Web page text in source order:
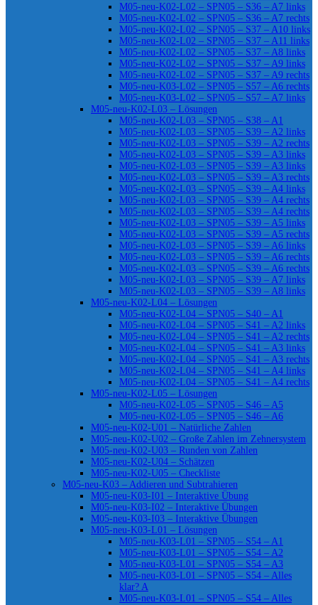
M05-neu-K02-L02 – SPN05 – S36 – A7 links
M05-neu-K02-L02 – SPN05 – S36 – A7 rechts
M05-neu-K02-L02 – SPN05 – S37 – A10 links
M05-neu-K02-L02 – SPN05 – S37 – A11 links
M05-neu-K02-L02 – SPN05 – S37 – A8 links
M05-neu-K02-L02 – SPN05 – S37 – A9 links
M05-neu-K02-L02 – SPN05 – S37 – A9 rechts
M05-neu-K03-L02 – SPN05 – S57 – A6 rechts
M05-neu-K03-L02 – SPN05 – S57 – A7 links
M05-neu-K02-L03 – Lösungen
M05-neu-K02-L03 – SPN05 – S38 – A1
M05-neu-K02-L03 – SPN05 – S39 – A2 links
M05-neu-K02-L03 – SPN05 – S39 – A2 rechts
M05-neu-K02-L03 – SPN05 – S39 – A3 links
M05-neu-K02-L03 – SPN05 – S39 – A3 links
M05-neu-K02-L03 – SPN05 – S39 – A3 rechts
M05-neu-K02-L03 – SPN05 – S39 – A4 links
M05-neu-K02-L03 – SPN05 – S39 – A4 rechts
M05-neu-K02-L03 – SPN05 – S39 – A4 rechts
M05-neu-K02-L03 – SPN05 – S39 – A5 links
M05-neu-K02-L03 – SPN05 – S39 – A5 rechts
M05-neu-K02-L03 – SPN05 – S39 – A6 links
M05-neu-K02-L03 – SPN05 – S39 – A6 rechts
M05-neu-K02-L03 – SPN05 – S39 – A6 rechts
M05-neu-K02-L03 – SPN05 – S39 – A7 links
M05-neu-K02-L03 – SPN05 – S39 – A8 links
M05-neu-K02-L04 – Lösungen
M05-neu-K02-L04 – SPN05 – S40 – A1
M05-neu-K02-L04 – SPN05 – S41 – A2 links
M05-neu-K02-L04 – SPN05 – S41 – A2 rechts
M05-neu-K02-L04 – SPN05 – S41 – A3 links
M05-neu-K02-L04 – SPN05 – S41 – A3 rechts
M05-neu-K02-L04 – SPN05 – S41 – A4 links
M05-neu-K02-L04 – SPN05 – S41 – A4 rechts
M05-neu-K02-L05 – Lösungen
M05-neu-K02-L05 – SPN05 – S46 – A5
M05-neu-K02-L05 – SPN05 – S46 – A6
M05-neu-K02-U01 – Natürliche Zahlen
M05-neu-K02-U02 – Große Zahlen im Zehnersystem
M05-neu-K02-U03 – Runden von Zahlen
M05-neu-K02-U04 – Schätzen
M05-neu-K02-U05 – Checkliste
M05-neu-K03 – Addieren und Subtrahieren
M05-neu-K03-I01 – Interaktive Übung
M05-neu-K03-I02 – Interaktive Übungen
M05-neu-K03-I03 – Interaktive Übungen
M05-neu-K03-L01 – Lösungen
M05-neu-K03-L01 – SPN05 – S54 – A1
M05-neu-K03-L01 – SPN05 – S54 – A2
M05-neu-K03-L01 – SPN05 – S54 – A3
M05-neu-K03-L01 – SPN05 – S54 – Alles
klar? A
M05-neu-K03-L01 – SPN05 – S54 – Alles